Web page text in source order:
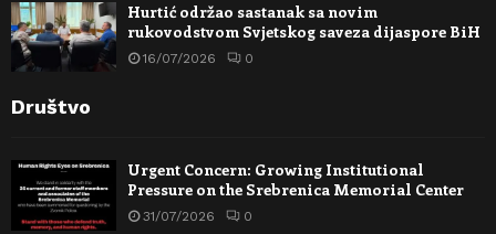
Hurtić održao sastanak sa novim
rukovodstvom Svjetskog saveza dijaspore BiH
16/07/2026 0
Društvo
Urgent Concern: Growing Institutional
Pressure on the Srebrenica Memorial Center
31/07/2026 0